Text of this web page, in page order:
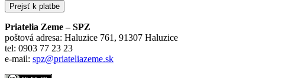
Priatelia Zeme – SPZ
poštová adresa: Haluzice 761, 91307 Haluzice
tel: 0903 77 23 23
e-mail: spz@priateliazeme.sk